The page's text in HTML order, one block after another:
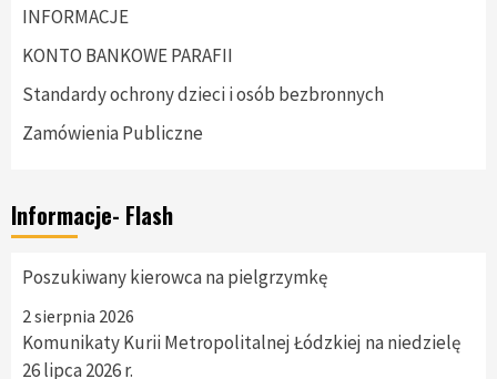
INFORMACJE
KONTO BANKOWE PARAFII
Standardy ochrony dzieci i osób bezbronnych
Zamówienia Publiczne
Informacje- Flash
Poszukiwany kierowca na pielgrzymkę
2 sierpnia 2026
Komunikaty Kurii Metropolitalnej Łódzkiej na niedzielę
26 lipca 2026 r.